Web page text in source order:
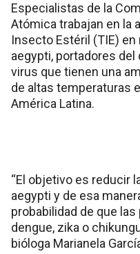
Especialistas de la
Atómica trabajan en la
Insecto Estéril (TIE)
aegypti, portadores del
virus que tienen una
de altas temperaturas
América Latina.
“El objetivo es reducir
aegypti y de esa
probabilidad de que
dengue, zika o
bióloga Marianela